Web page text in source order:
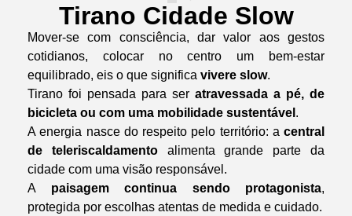
Tirano Cidade Slow
Mover-se com consciência, dar valor aos gestos
cotidianos, colocar no centro um bem-estar
equilibrado, eis o que significa vivere slow.
Tirano foi pensada para ser atravessada a pé, de
bicicleta ou com uma mobilidade sustentável .
A energia nasce do respeito pelo território: a central
de teleriscaldamentoalimenta grande parte da
cidade com uma visão responsável.
A paisagem continua sendo protagonista,
protegida por escolhas atentas de medida e cuidado.